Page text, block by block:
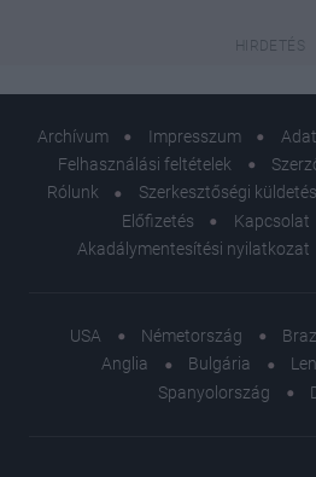
Archívum Impresszum
Felhasználási feltételek
Rólunk
Szerkesztőségi küldetés
Előfizetés
Kapcsolat
Akadálymentesítési nyilatkozat
USA Németország
Anglia
Bulgária
Spanyolország